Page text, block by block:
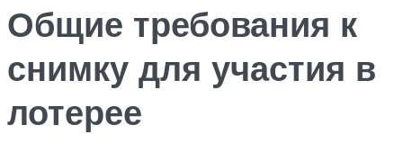
Общие требования к
снимку для участия в
лотерее